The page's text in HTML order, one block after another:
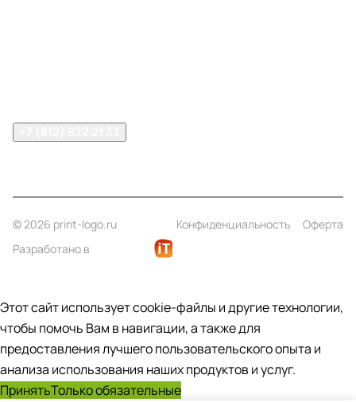
© 2026 print-logo.ru Конфиденциальность
Оферта
Разработано в
Этот сайт использует cookie-файлы и другие технологии,
чтобы помочь Вам в навигации, а также для
предоставления лучшего пользовательского опыта и
анализа использования наших продуктов и услуг.
ПринятьТолько обязательные